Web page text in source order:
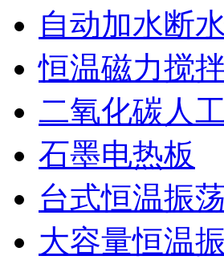
自动加水断
恒温磁力搅
二氧化碳人
石墨电热板
台式恒温振
大容量恒温